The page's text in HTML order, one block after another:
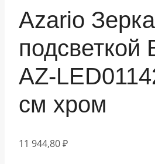
Azario
подсветкой
АZ-
см хром
11 944,80₽